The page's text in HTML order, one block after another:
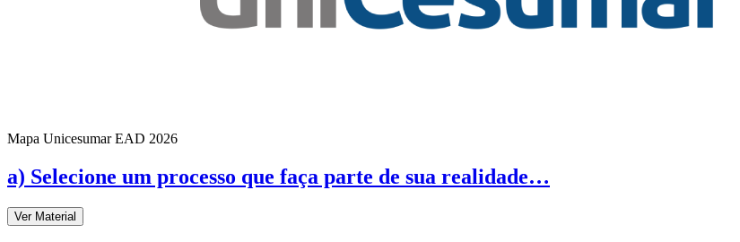
Mapa Unicesumar EAD 2026
a) Selecione um processo que faça parte de sua realidade…
Ver Material